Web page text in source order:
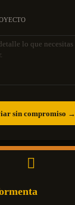
sin compromiso →